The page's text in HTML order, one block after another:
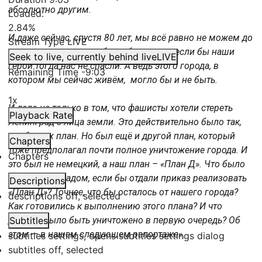
Loaded:
2.84%
Stream TypeLIVE
Seek to live, currently behind liveLIVE
Remaining Time-9:03
1x
Playback Rate
Chapters
Chapters
Descriptions
descriptions off, selected
Subtitles
subtitles settings, opens subtitles settings dialog
subtitles off, selected
абсолютно другим.
И даже сейчас, спустя 80 лет, мы всё равно не можем до
конца осознать, а что было бы с нами, если бы наши
герои тогда нас не спасли. А ведь этого города, в
котором мы сейчас живём, могло бы и не быть.
И дело не только в том, что фашисты хотели стереть
Ленинград с лица земли. Это действительно было так,
это был их план. Но был ещё и другой план, который
тоже предполагал почти полное уничтожение города. И
это был не немецкий, а наш план – «План Д». Что было
бы с Ленинградом, если бы отдали приказ реализовать
«План Д»? Точнее, что бы осталось от нашего города?
Как готовились к выполнению этого плана? И что
должно было быть уничтожено в первую очередь? Об
этом — в нашем следующем репортаже».